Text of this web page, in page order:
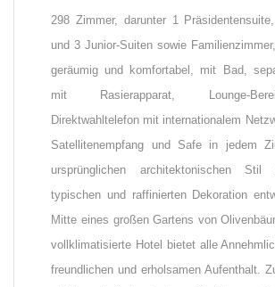
298 Zimmer, darunter 1
und 3 Junior-Suiten sowie
geräumig und komfortabel, mit Bad,
mit Rasierapparat, Lounge-
Direktwahltelefon mit internationalem
Satellitenempfang und Safe in jedem
ursprünglichen architektonischen
typischen und raffinierten Dekoration
Mitte eines großen Gartens von
vollklimatisierte Hotel bietet alle
freundlichen und erholsamen Aufenthalt.